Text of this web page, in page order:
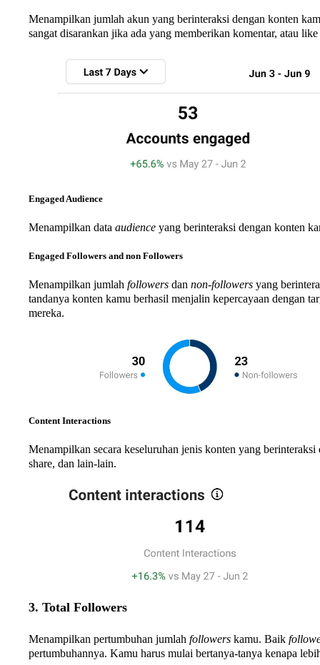
Menampilkan jumlah akun yang berinteraksi dengan konten
sangat disarankan jika ada yang memberikan komentar, atau
Engaged Audience
Menampilkan data audience yang berinteraksi dengan konten
Engaged Followers and non Followers
Menampilkan jumlah followers dan non-followers yang
tandanya konten kamu berhasil menjalin kepercayaan dengan
mereka.
Content Interactions
Menampilkan secara keseluruhan jenis konten yang
share, dan lain-lain.
3. Total Followers
Menampilkan pertumbuhan jumlah followers kamu. Baik
pertumbuhannya. Kamu harus mulai bertanya-tanya kenapa